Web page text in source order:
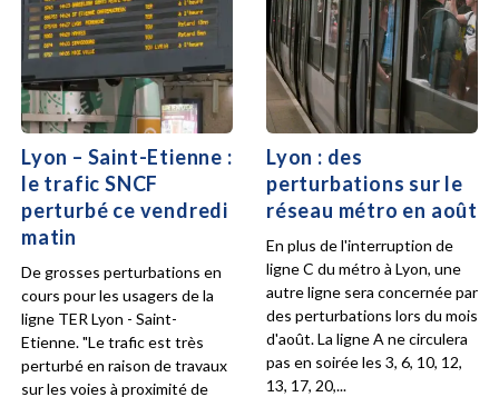
Lyon – Saint-Etienne :
le trafic SNCF
perturbé ce vendredi
matin
De grosses perturbations en
cours pour les usagers de la
ligne TER Lyon - Saint-
Etienne. "Le trafic est très
perturbé en raison de travaux
sur les voies à proximité de
Lyon : des
perturbations sur le
réseau métro en août
En plus de l'interruption de
ligne C du métro à Lyon, une
autre ligne sera concernée par
des perturbations lors du mois
d'août. La ligne A ne circulera
pas en soirée les 3, 6, 10, 12,
13, 17, 20,...